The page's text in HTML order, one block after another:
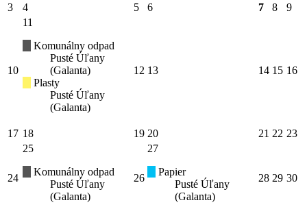
3 4 5 6 7 8 9
10
11
Komunálny odpad
Pusté Úľany
(Galanta)
Plasty
Pusté Úľany
(Galanta)
12 13 14 15 16
17 18 19 20 21 22 23
24
25
Komunálny odpad
Pusté Úľany
(Galanta)
26
27
Papier
Pusté Úľany
(Galanta)
28 29 30